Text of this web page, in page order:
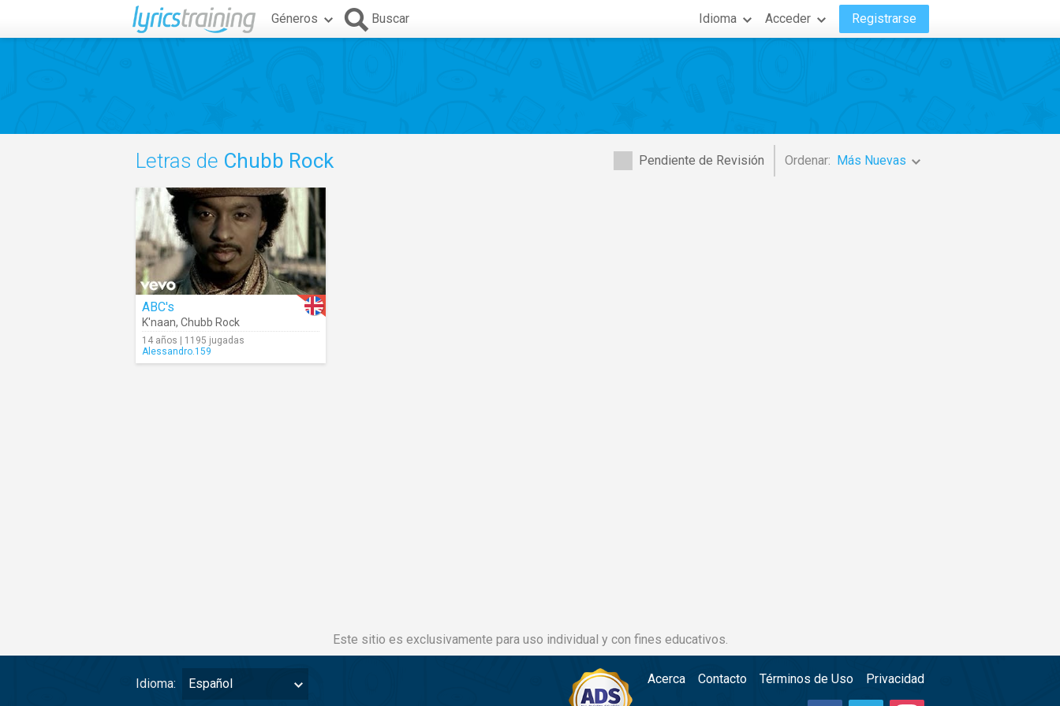
Géneros Buscar Idioma Acceder Registrarse
Pendiente de Revisión Ordenar: Más Nuevas
Letras de Chubb Rock
ABC's
K'naan, Chubb Rock
14 años | 1195 jugadas
Alessandro.159
Este sitio es exclusivamente para uso individual y con fines educativos.
Idioma: Español Acerca Contacto Términos de Uso Privacidad